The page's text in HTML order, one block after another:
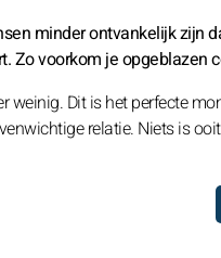
minder ontvankelijk zijn
Zo voorkom je opgeblazen
weinig. Dit is het perfecte
relatie. Niets is